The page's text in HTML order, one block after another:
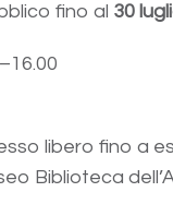
fino al 30
libero fino a
Biblioteca